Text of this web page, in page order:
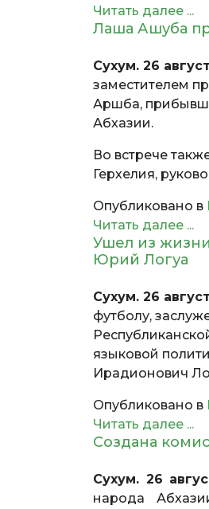
Читать далее ...
Лаша Ашуба
Сухум. 26
заместителем
Аршба,
Абхазии.
Во встрече
Герхелия,
Опубликовано в
Читать далее ...
Ушел из
Юрий Логуа
Сухум. 26
футболу,
языковой
Ирадионович
Опубликовано в
Читать далее ...
Создана
Сухум. 26
народа